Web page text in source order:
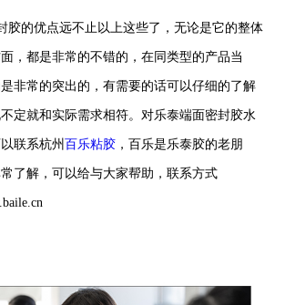
胶的优点远不止以上这些了，无论是它的整体
，都是非常的不错的，在同类型的产品当
非常的突出的，有需要的话可以仔细的了解
定就和实际需求相符。对乐泰端面密封胶水
联系杭州 百乐粘胶，百乐是乐泰胶的老朋
了解，可以给与大家帮助，联系方式